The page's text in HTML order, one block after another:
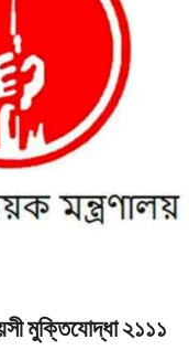
মুক্তিযোদ্ধা ২১১১